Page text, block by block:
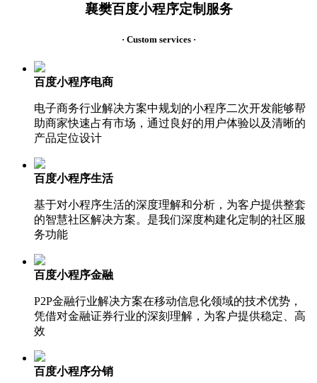
襄樊百度小程序定制服务
· Custom services ·
百度小程序电商
电子商务行业解决方案中规划的小程序二次开发能够帮
助商家快速占有市场，通过良好的用户体验以及清晰的
产品定位设计
百度小程序生活
基于对小程序生活的深度理解和分析，为客户提供整套
的智慧社区解决方案。是我们深度构建化定制的社区服
务功能
百度小程序金融
P2P金融行业解决方案在移动信息化领域的技术优势，
凭借对金融证券行业的深刻理解，为客户提供稳定、高
效
百度小程序分销